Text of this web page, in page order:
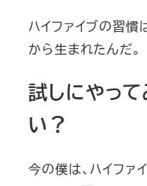
ハイファイブの習
から生まれたんだ。
試しにやっ
い？
今の僕は、ハイファ